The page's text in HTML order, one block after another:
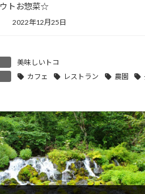
ウトお惣菜☆
2022年12月25日
美味しいトコ
カフェ レストラン 農園